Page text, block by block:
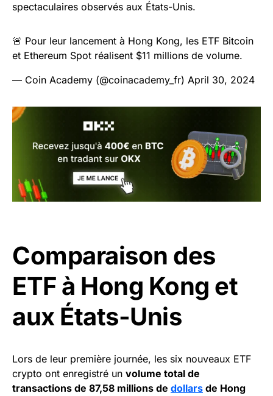
spectaculaires observés aux États-Unis.
🚨 Pour leur lancement à Hong Kong, les ETF Bitcoin
et Ethereum Spot réalisent $11 millions de volume.
— Coin Academy (@coinacademy_fr) April 30, 2024
Comparaison des
ETF à Hong Kong et
aux États-Unis
Lors de leur première journée, les six nouveaux ETF
crypto ont enregistré un volume total de
transactions de 87,58 millions de dollars de Hong